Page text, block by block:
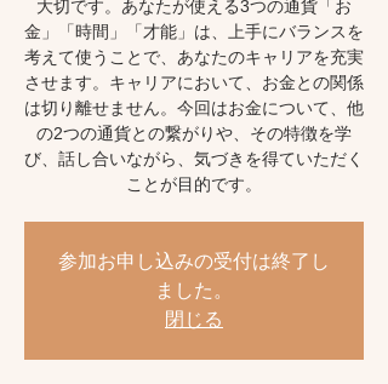
大切です。あなたが使える3つの通貨「お
金」「時間」「才能」は、上手にバランスを
考えて使うことで、あなたのキャリアを充実
させます。キャリアにおいて、お金との関係
は切り離せません。今回はお金について、他
の2つの通貨との繋がりや、その特徴を学
び、話し合いながら、気づきを得ていただく
ことが目的です。
参加お申し込みの受付は終了し
ました。
閉じる